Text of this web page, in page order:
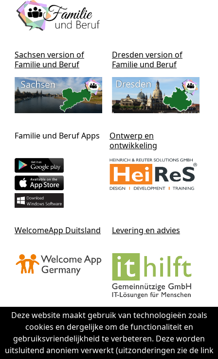
Deze website maakt gebruik van technologieën zoals
cookies en dergelijke om de functionaliteit en
gebruiksvriendelijkheid te verbeteren. Deze worden
uitsluitend anoniem verwerkt (uitzonderingen zie de link
Sachsen version of
Familie und Beruf
Dresden version of
Familie und Beruf
Familie und Beruf Apps
Ontwerp en
ontwikkeling
WelcomeApp Duitsland Levering en advies
Contact IThilft gGmbH